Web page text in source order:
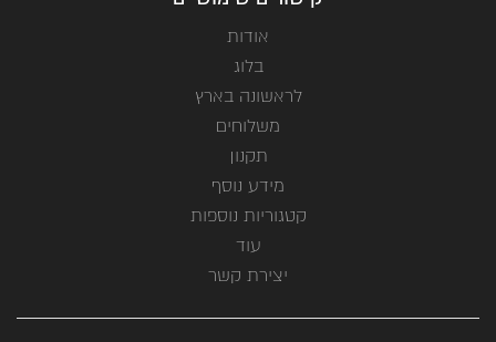
אודות
בלוג
לראשונה בארץ
משלוחים
תקנון
מידע נוסף
קטגוריות נוספות
עוד
יצירת קשר